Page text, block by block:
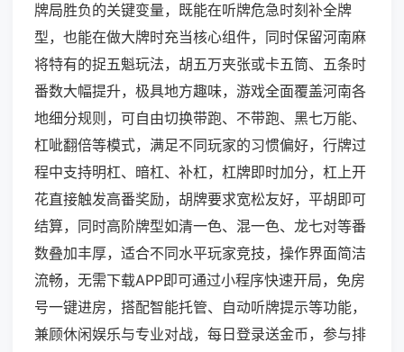
牌局胜负的关键变量，既能在听牌危急时刻补全牌
型，也能在做大牌时充当核心组件，同时保留河南麻
将特有的捉五魁玩法，胡五万夹张或卡五筒、五条时
番数大幅提升，极具地方趣味，游戏全面覆盖河南各
地细分规则，可自由切换带跑、不带跑、黑七万能、
杠呲翻倍等模式，满足不同玩家的习惯偏好，行牌过
程中支持明杠、暗杠、补杠，杠牌即时加分，杠上开
花直接触发高番奖励，胡牌要求宽松友好，平胡即可
结算，同时高阶牌型如清一色、混一色、龙七对等番
数叠加丰厚，适合不同水平玩家竞技，操作界面简洁
流畅，无需下载APP即可通过小程序快速开局，免房
号一键进房，搭配智能托管、自动听牌提示等功能，
兼顾休闲娱乐与专业对战，每日登录送金币，参与排